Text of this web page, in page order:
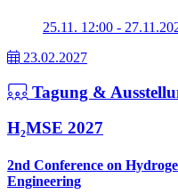
25.11. 12:00 -
23.02.2027
Tagung &
H₂MSE 2027
2nd Conference on
Engineering